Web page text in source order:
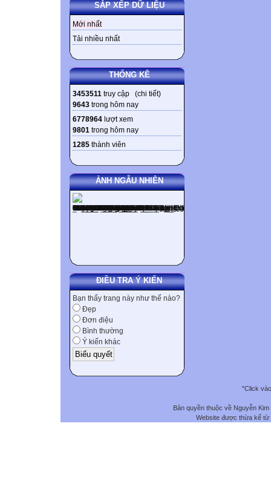
SẮP XẾP DỮ LIỆU
Mới nhất
Tải nhiều nhất
THỐNG KÊ
3453511 truy cập (chi tiết)
9643 trong hôm nay
6778964 lượt xem
9801 trong hôm nay
1285 thành viên
ẢNH NGẪU NHIÊN
ĐIỀU TRA Ý KIẾN
Bạn thấy trang này như thế nào?
Đẹp
Đơn điệu
Bình thường
Ý kiến khác
"Click
Bản quyền thuộc về Nguyễn
Website được thừa kế từ